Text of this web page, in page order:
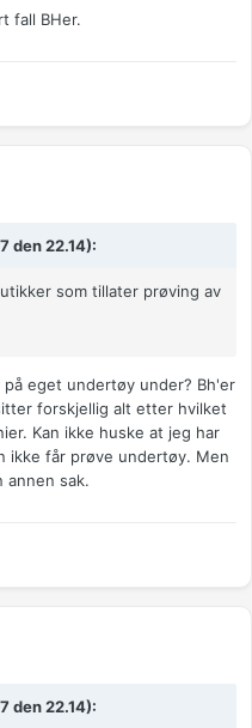
fall BHer.
den 22.14):
som tillater prøving av
på eget undertøy under? Bh'er
forskjellig alt etter hvilket
Kan ikke huske at jeg har
ikke får prøve undertøy. Men
annen sak.
den 22.14):